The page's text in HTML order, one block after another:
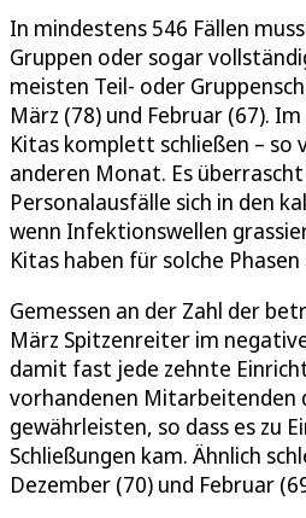
In mindestens 546 Fällen
Gruppen oder sogar
meisten Teil- oder
März (78) und Februar (67).
Kitas komplett schließen – so
anderen Monat. Es
Personalausfälle sich in den
wenn Infektionswellen
Kitas haben für solche
Gemessen an der Zahl der
März Spitzenreiter im
damit fast jede zehnte
vorhandenen Mitarbeitenden
gewährleisten, so dass es zu
Schließungen kam. Ähnlich
Dezember (70) und Februar